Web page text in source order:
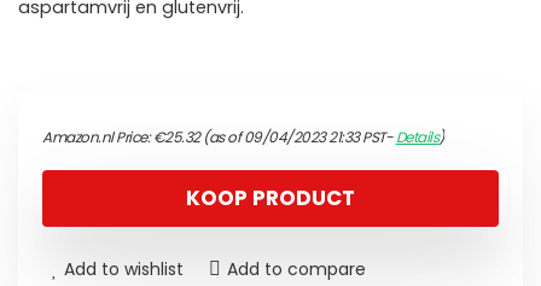
aspartamvrij en glutenvrij.
Amazon.nl Price:€25.32(as of 09/04/2023 21:33 PST-Details)
KOOP PRODUCT
Add to wishlist Add to compare